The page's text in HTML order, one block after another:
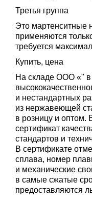
Третья группа
Это мартенситные
применяются
требуется
Купить, цена
На складе ООО «" в
и нестандартных
из нержавеющей
в розницу и оптом.
сертификат
стандартов и
В сертификате
сплава, номер
и механические
в самые сжатые
предоставляются